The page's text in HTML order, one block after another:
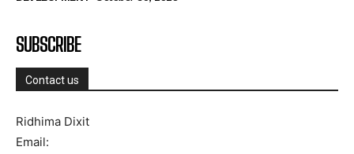
SUBSCRIBE
Contact us
Ridhima Dixit
Email: